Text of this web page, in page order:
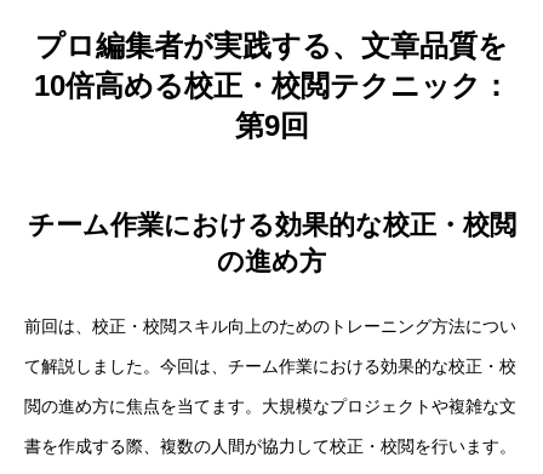
プロ編集者が実践する、文章品質を
10倍高める校正・校閲テクニック：
第9回
チーム作業における効果的な校正・校閲
の進め方
前回は、校正・校閲スキル向上のためのトレーニング方法につい
て解説しました。今回は、チーム作業における効果的な校正・校
閲の進め方に焦点を当てます。大規模なプロジェクトや複雑な文
書を作成する際、複数の人間が協力して校正・校閲を行います。